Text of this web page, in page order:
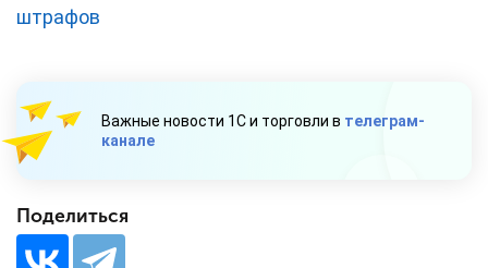
штрафов
Важные новости 1С и торговли в телеграм-
канале
Поделиться